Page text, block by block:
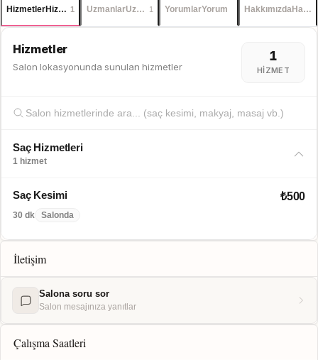
HizmetlerHizmetler
1 UzmanlarUzmanlar
1 YorumlarYorum Hakkımızda
Hizmetler
Salon lokasyonunda sunulan hizmetler
1
HIZMET
Saç Hizmetleri
1 hizmet
Saç Kesimi
30 dk Salonda
₺500
İletişim
Salona soru sor
Salon mesajınıza yanıtlar
Çalışma Saatleri